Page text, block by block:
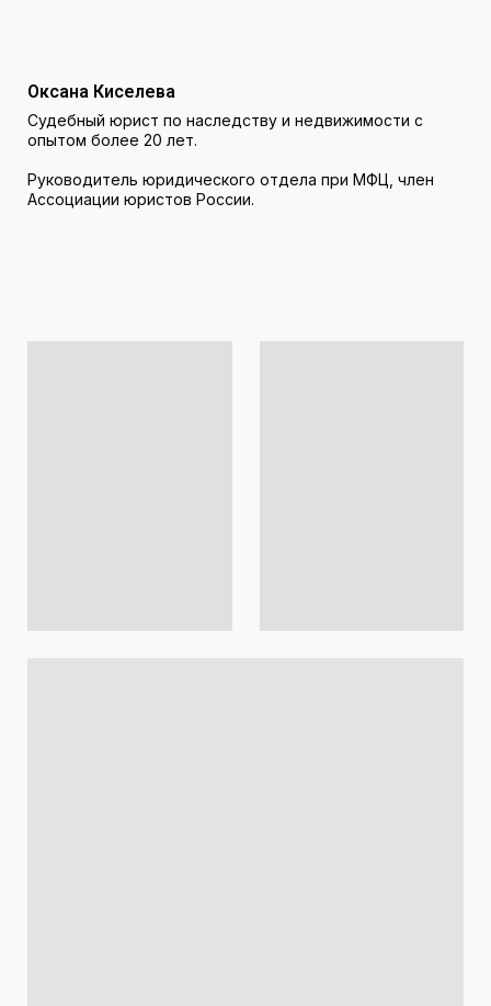
Оксана Киселева
Судебный юрист по наследству и недвижимости с
опытом более 20 лет.
Руководитель юридического отдела при МФЦ, член
Ассоциации юристов России.